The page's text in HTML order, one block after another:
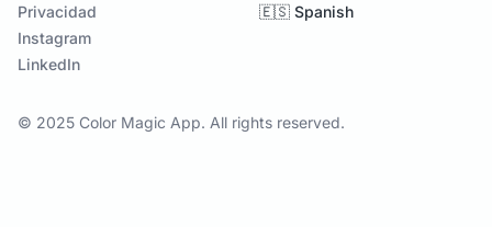
Privacidad
Instagram
LinkedIn
🇪🇸 Spanish
© 2025 Color Magic App. All rights reserved.